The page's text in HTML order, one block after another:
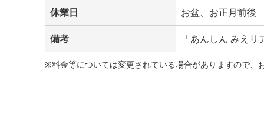
休業日 お盆、お正月前後
備考 「あんしん みえリ
※料金等については変更されている場合がありますので、